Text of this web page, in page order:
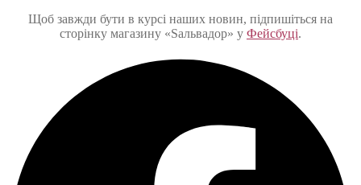
Щоб завжди бути в курсі наших новин, підпишіться на
сторінку магазину «Sальвадор» у Фейсбуці.